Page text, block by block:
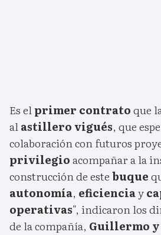
Es elprimer contratoque
alastillero vigués, que
colaboración con futuros
privilegioacompañar a la
construcción de estebuque
autonomía, eficienciay
operativas", indicaron los
de la compañía, Guillermo